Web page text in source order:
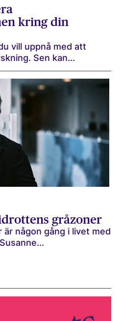
kring din
vill uppnå med att
Sen kan...
gråzoner
är någon gång i livet med